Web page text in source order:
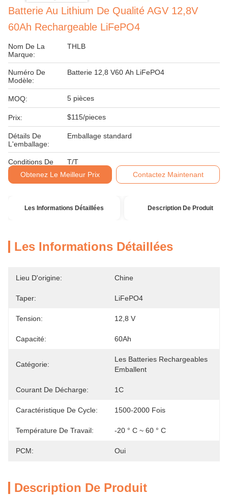
Batterie Au Lithium De Qualité AGV 12,8V
60Ah Rechargeable LiFePO4
Nom De La
Marque:
THLB
Numéro De
Modèle:
Batterie 12,8 V60 Ah LiFePO4
MOQ: 5 pièces
Prix: $115/pieces
Détails De
L'emballage:
Emballage standard
Conditions De
Paiement:
T/T
Obtenez Le Meilleur Prix
Contactez Maintenant
Les Informations Détaillées Description De Produit
Les Informations Détaillées
Lieu D'origine: Chine
Taper: LiFePO4
Tension: 12,8 V
Capacité: 60Ah
Catégorie:
Les Batteries Rechargeables
Emballent
Courant De Décharge: 1C
Caractéristique De Cycle: 1500-2000 Fois
Température De Travail: -20 ° C ~ 60 ° C
PCM: Oui
Description De Produit